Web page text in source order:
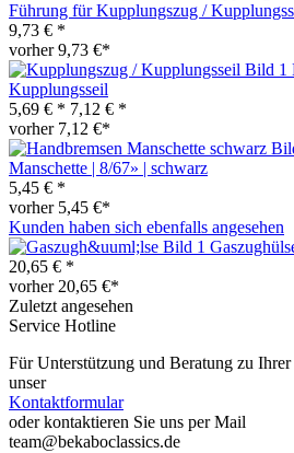
Führung für Kupplungszug /
9,73 € *
vorher 9,73 €*
Kupplungsseil
5,69 € * 7,12 € *
vorher 7,12 €*
Manschette | 8/67» | schwarz
5,45 € *
vorher 5,45 €*
Kunden haben sich ebenfalls angesehen
20,65 € *
vorher 20,65 €*
Zuletzt angesehen
Service Hotline
Für Unterstützung und Beratung zu
unser
Kontaktformular
oder kontaktieren Sie uns per Mail
team@bekaboclassics.de